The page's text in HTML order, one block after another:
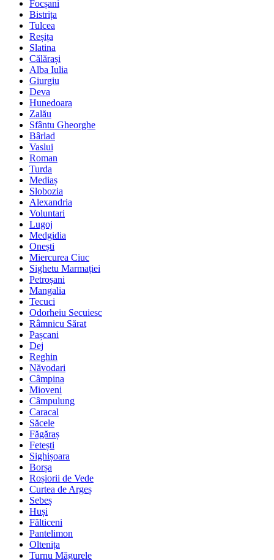
Focșani
Bistrița
Tulcea
Reșița
Slatina
Călărași
Alba Iulia
Giurgiu
Deva
Hunedoara
Zalău
Sfântu Gheorghe
Bârlad
Vaslui
Roman
Turda
Mediaș
Slobozia
Alexandria
Voluntari
Lugoj
Medgidia
Onești
Miercurea Ciuc
Sighetu Marmației
Petroșani
Mangalia
Tecuci
Odorheiu Secuiesc
Râmnicu Sărat
Pașcani
Dej
Reghin
Năvodari
Câmpina
Mioveni
Câmpulung
Caracal
Săcele
Făgăraș
Fetești
Sighișoara
Borșa
Roșiorii de Vede
Curtea de Argeș
Sebeș
Huși
Fălticeni
Pantelimon
Oltenița
Turnu Măgurele